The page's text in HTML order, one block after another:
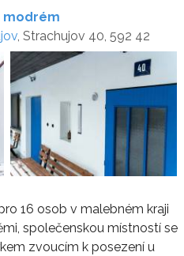
modrém
, Strachujov 40, 592 42
16 osob v malebném kraji
společenskou místností se
zvoucím k posezení u